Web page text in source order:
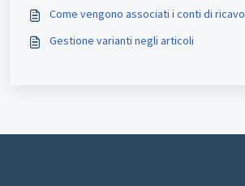
Come vengono associati i conti di ricavo
Gestione varianti negli articoli